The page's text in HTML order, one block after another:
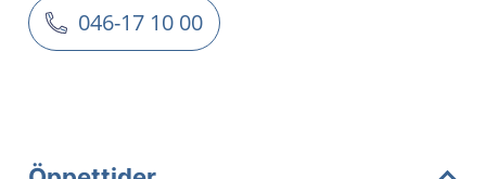
046-17 10 00